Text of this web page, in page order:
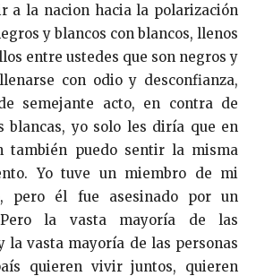
a la nacion hacia la polarización
y blancos con blancos, llenos
entre ustedes que son negros y
con odio y desconfianza,
semejante acto, en contra de
blancas, yo solo les diría que en
también puedo sentir la misma
Yo tuve un miembro de mi
pero él fue asesinado por un
la vasta mayoría de las
la vasta mayoría de las personas
quieren vivir juntos, quieren